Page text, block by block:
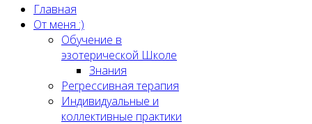
Главная
От меня :)
Обучение в
эзотерической Школе
Знания
Регрессивная терапия
Индивидуальные и
коллективные практики